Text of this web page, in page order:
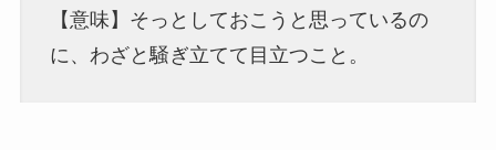
【意味】そっとしておこうと思っているの
に、わざと騒ぎ立てて目立つこと。